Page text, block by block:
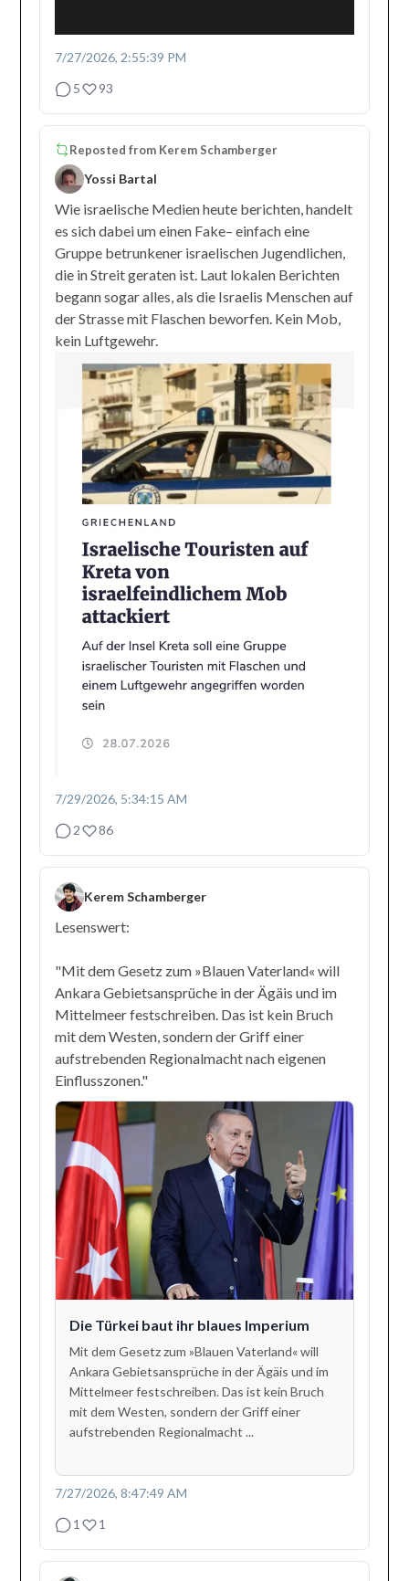
7/27/2026, 2:55:39 PM
5
93
Reposted from Kerem Schamberger
Yossi Bartal
Wie israelische Medien heute berichten, handelt
es sich dabei um einen Fake– einfach eine
Gruppe betrunkener israelischen Jugendlichen,
die in Streit geraten ist. Laut lokalen Berichten
begann sogar alles, als die Israelis Menschen auf
der Strasse mit Flaschen beworfen. Kein Mob,
kein Luftgewehr.
7/29/2026, 5:34:15 AM
2
86
Kerem Schamberger
Lesenswert:
"Mit dem Gesetz zum »Blauen Vaterland« will
Ankara Gebietsansprüche in der Ägäis und im
Mittelmeer festschreiben. Das ist kein Bruch
mit dem Westen, sondern der Griff einer
aufstrebenden Regionalmacht nach eigenen
Einflusszonen."
Die Türkei baut ihr blaues Imperium
Mit dem Gesetz zum »Blauen Vaterland« will
Ankara Gebietsansprüche in der Ägäis und im
Mittelmeer festschreiben. Das ist kein Bruch
mit dem Westen, sondern der Griff einer
aufstrebenden Regionalmacht ...
7/27/2026, 8:47:49 AM
1
1